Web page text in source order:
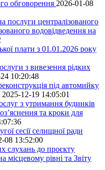
обговорення 2026-01-08
послуги централізованого
водовідведення на
плати з 01.01.2026 року
з вивезення рідких
10:20:48
під автомийку
2025-12-19 14:05:01
з утримання будинків
та кроки для
сесії селищної ради
08 13:52:00
слухань до проєкту
місцевому рівні та Звіту